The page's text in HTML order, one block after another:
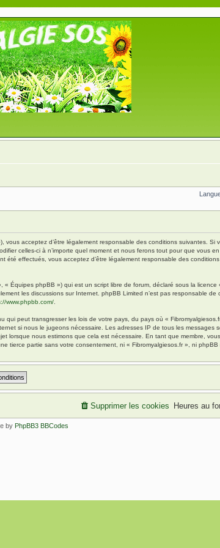
acceptez d’être légalement responsable des conditions suivantes. Si
celles-ci à n’importe quel moment et nous ferons tout pour que vous
été effectués, vous acceptez d’être légalement responsable des
Équipes phpBB ») qui est un script libre de forum, déclaré sous la licence
les discussions sur Internet. phpBB Limited n’est pas responsable de
www.phpbb.com/
peut transgresser les lois de votre pays, du pays où «
si nous le jugeons nécessaire. Les adresses IP de tous les messages
lorsque nous estimons que cela est nécessaire. En tant que membre,
tierce partie sans votre consentement, ni « Fibromyalgiesos.fr », ni phpBB
Heures au
Supprimer les cookies
by PhpBB3 BBCodes